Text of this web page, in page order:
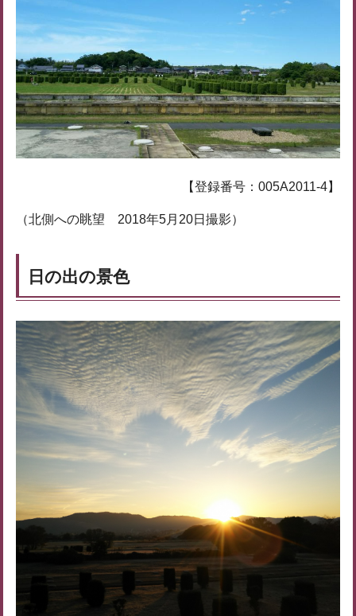
【登録番号：005A2011-4】
（北側への眺望 2018年5月20日撮影）
日の出の景色